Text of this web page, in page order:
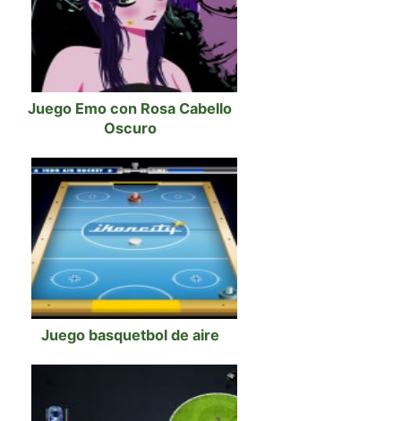
Juego Emo con Rosa Cabello
Oscuro
Juego basquetbol de aire